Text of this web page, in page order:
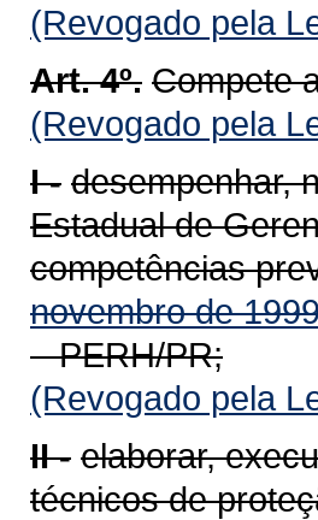
(Revogado pela
Art. 4º. Compete
(Revogado pela
I - desempenhar,
Estadual de
competências
novembro de
– PERH/PR;
(Revogado pela
II - elaborar,
técnicos de